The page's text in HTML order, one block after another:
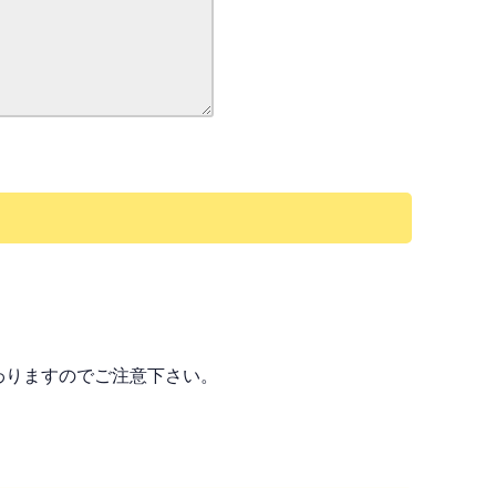
ますのでご注意下さい。